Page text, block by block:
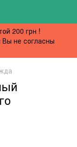
200 грн !
не согласны